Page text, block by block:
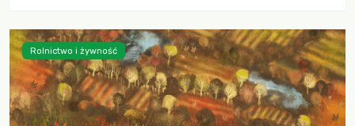
Rolnictwo i żywność